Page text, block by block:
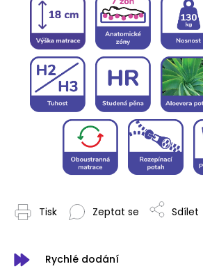
Tisk Zeptat se Sdílet
Rychlé dodání